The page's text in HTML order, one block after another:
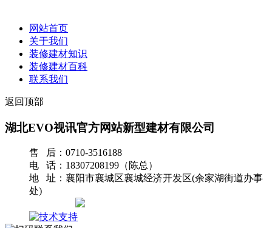
网站首页
关于我们
装修建材知识
装修建材百科
联系我们
返回顶部
湖北EVO视讯官方网站新型建材有限公司
售 后：0710-3516188
电 话：18307208199（陈总）
地 址：襄阳市襄城区襄城经济开发区(余家湖街道办事
处)